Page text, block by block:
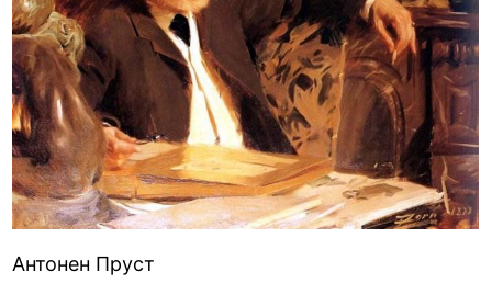
Антонен Пруст